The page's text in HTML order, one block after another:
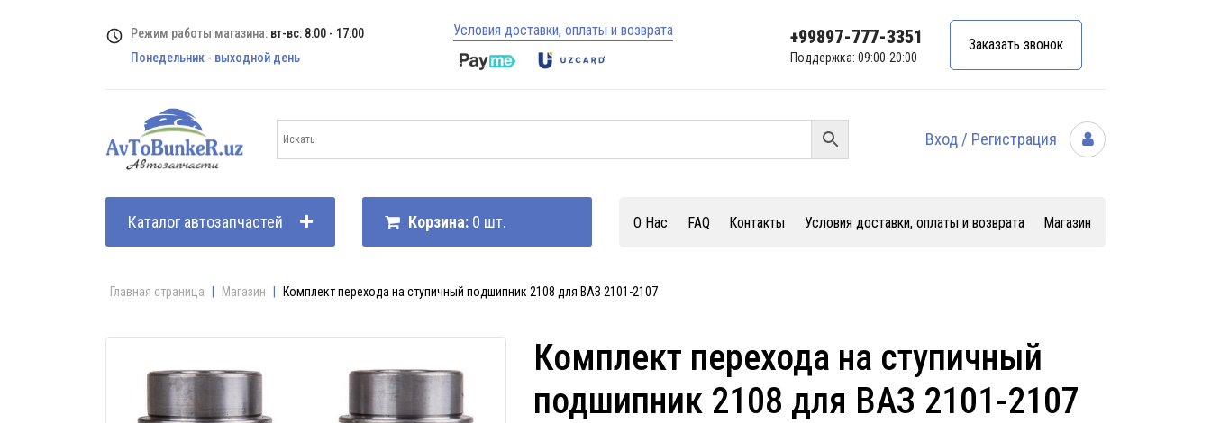
Режим работы магазина: вт-вс: 8:00 - 17:00
Понедельник - выходной день
Условия доставки, оплаты и возврата +99897-777-3351
Поддержка: 09:00-20:00
Заказать звонок
Вход / Регистрация
Каталог автозапчастей Корзина: 0 шт. О Нас FAQ Контакты Условия доставки, оплаты и возврата Магазин
Главная страница Магазин Комплект перехода на ступичный подшипник 2108 для ВАЗ 2101-2107
Комплект перехода на ступичный
подшипник 2108 для ВАЗ 2101-2107